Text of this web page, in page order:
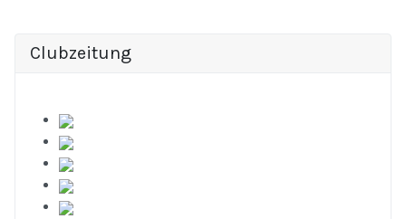
Clubzeitung